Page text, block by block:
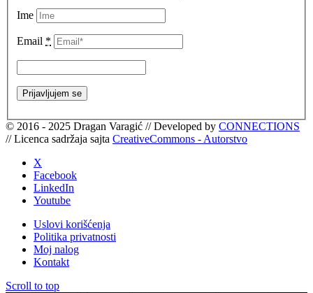
Ime
Email *
© 2016 - 2025 Dragan Varagić // Developed by CONNECTIONS
// Licenca sadržaja sajta CreativeCommons - Autorstvo
X
Facebook
LinkedIn
Youtube
Uslovi korišćenja
Politika privatnosti
Moj nalog
Kontakt
Scroll to top